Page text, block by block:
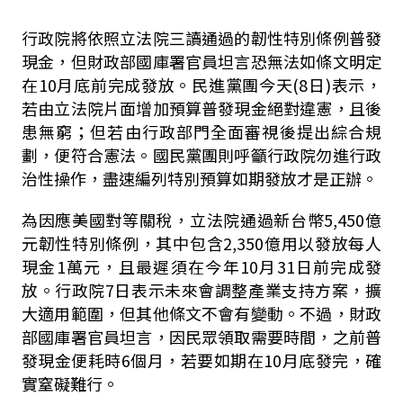
行政院將依照立法院三讀通過的韌性特別條例普發
現金，但財政部國庫署官員坦言恐無法如條文明定
在10月底前完成發放。民進黨團今天(8日)表示，
若由立法院片面增加預算普發現金絕對違憲，且後
患無窮；但若由行政部門全面審視後提出綜合規
劃，便符合憲法。國民黨團則呼籲行政院勿進行政
治性操作，盡速編列特別預算如期發放才是正辦。
為因應美國對等關稅，立法院通過新台幣5,450億
元韌性特別條例，其中包含2,350億用以發放每人
現金1萬元，且最遲須在今年10月31日前完成發
放。行政院7日表示未來會調整產業支持方案，擴
大適用範圍，但其他條文不會有變動。不過，財政
部國庫署官員坦言，因民眾領取需要時間，之前普
發現金便耗時6個月，若要如期在10月底發完，確
實窒礙難行。